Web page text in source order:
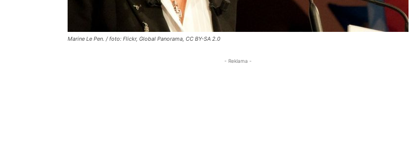
Marine Le Pen. / foto: Flickr, Global Panorama, CC BY-SA 2.0
- Reklama -